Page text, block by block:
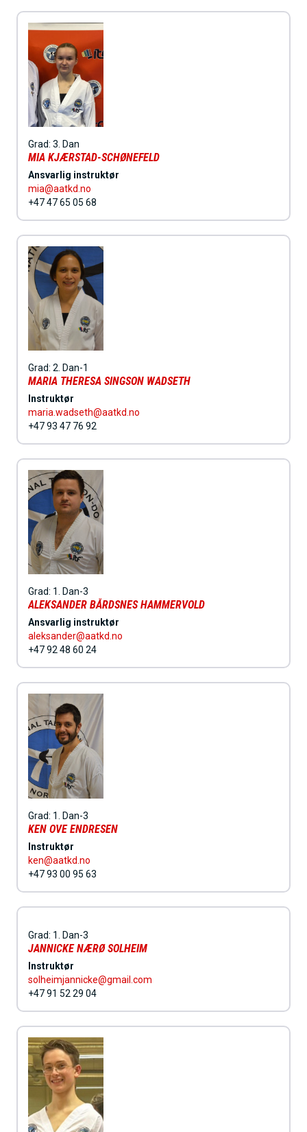
Grad: 3. Dan
MIA KJÆRSTAD-SCHØNEFELD
Ansvarlig instruktør
mia@aatkd.no
+47 47 65 05 68
Grad: 2. Dan-1
MARIA THERESA SINGSON WADSETH
Instruktør
maria.wadseth@aatkd.no
+47 93 47 76 92
Grad: 1. Dan-3
ALEKSANDER BÅRDSNES HAMMERVOLD
Ansvarlig instruktør
aleksander@aatkd.no
+47 92 48 60 24
Grad: 1. Dan-3
KEN OVE ENDRESEN
Instruktør
ken@aatkd.no
+47 93 00 95 63
Grad: 1. Dan-3
JANNICKE NÆRØ SOLHEIM
Instruktør
solheimjannicke@gmail.com
+47 91 52 29 04